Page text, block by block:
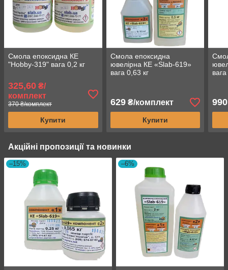
Смола епоксидна КЕ
"Hobby-319" вага 0,2 кг
325,60 ₴/
комплект
370 ₴/комплект
Купити
Смола епоксидна
ювелірна КЕ «Slab-619»
вага 0,63 кг
629₴/комплект
Купити
990
Акційні пропозиції та новинки
–15% –6%